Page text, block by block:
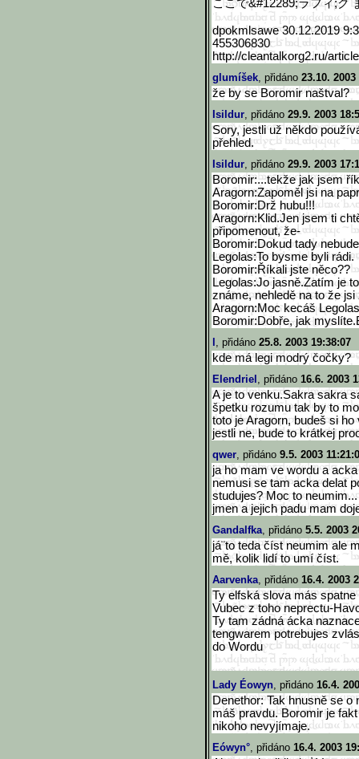
ここで&#12289;ラフィ;ク
dpokmlsawe 30.12.2019
455306830
http://cleantalkorg2.ru/article
glumíšek, přidáno 23.10. 2003
že by se Boromir naštval?
Isildur, přidáno 29.9. 2003
Sory, jestli už někdo
přehled.
Isildur, přidáno 29.9. 2003
Boromir:...tekže jak jsem
Aragorn:Zapoměl jsi na
Boromir:Drž hubu!!!
Aragorn:Klid.Jen jsem ti
připomenout, že-
Boromir:Dokud tady
Legolas:To bysme byli rádi.
Boromir:Říkali jste něco??
Legolas:Jo jasně.Zatím je
známe, nehledě na to že
Aragorn:Moc kecáš
Boromir:Dobře, jak
, přidáno 25.8. 2003 19:38:07
kde má legi modrý čočky?
Elendriel , přidáno 16.6. 2003
A je to venku.Sakra sakra
špetku rozumu tak by to
toto je Aragorn, budeš si
jestli ne, bude to krátkej
qwer, přidáno 9.5. 2003
ja ho mam ve wordu a
nemusi se tam acka delat
studujes? Moc to
jmen a jejich padu mam
Gandalfka, přidáno 5.5. 2003
já¨to teda číst neumim ale
mě, kolik lidí to umí číst.
Aarvenka, přidáno 16.4. 2003
Ty elfská slova más spatne
Vubec z toho neprectu-
Ty tam zádná ácka
tengwarem potrebujes
do Wordu
Lady Éowyn, přidáno 16.4.
Denethor: Tak hnusně se
máš pravdu. Boromir je
nikoho nevyjímaje.
Eówyn°, přidáno 16.4. 2003